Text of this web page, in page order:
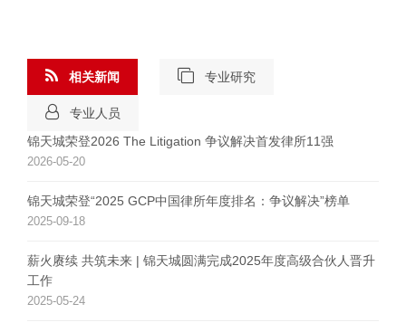
相关新闻
锦天城荣登2026 The Litigation 争议解决首发律所11强
2026-05-20
锦天城荣登“2025 GCP中国律所年度排名：争议解决”榜单
2025-09-18
薪火赓续 共筑未来 | 锦天城圆满完成2025年度高级合伙人晋升
工作
2025-05-24
专业研究
专业人员